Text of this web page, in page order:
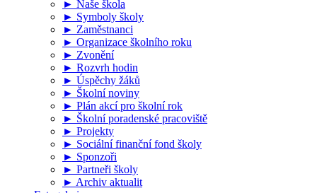
► Naše škola
► Symboly školy
► Zaměstnanci
► Organizace školního roku
► Zvonění
► Rozvrh hodin
► Úspěchy žáků
► Školní noviny
► Plán akcí pro školní rok
► Školní poradenské pracoviště
► Projekty
► Sociální finanční fond školy
► Sponzoři
► Partneři školy
► Archiv aktualit